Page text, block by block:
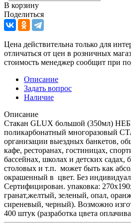
В корзину
Поделиться
Цена действительна только для
отличаться от цен в розничных
стоимость менеджер сообщит при
Описание
Задать вопрос
Наличие
Описание
Стакан GLUX большой (350мл)
поликарбонатный многоразовый
организации выездных банкетов,
кафе, ресторанах, гостиницах,
бассейнах, школах и детских садах,
столовых и т.п. может быть как
окрашенный в цвет. Без
Сертифицирован. упаковка:
гранат,желтый, зеленый, опал,
сиреневый, черный). Возможно
400 штук (разработка цвета